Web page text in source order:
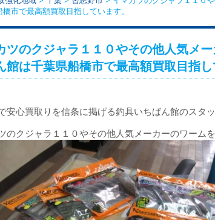
市で最高額買取目指しています。
ツのクジャラ１１０やその他人気メ
館は千葉県船橋市で最高額買取目指し
安心買取りを信条に掲げる釣具いちばん館のスタッ
のクジャラ１１０やその他人気メーカーのワーム